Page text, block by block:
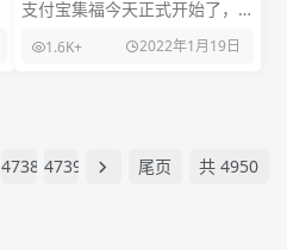
支付宝集福今天正式开始了，
瓜分红包时间1月31日晚上
1.6K+ 2022年1月19日
4738 4739 尾页
共 4950